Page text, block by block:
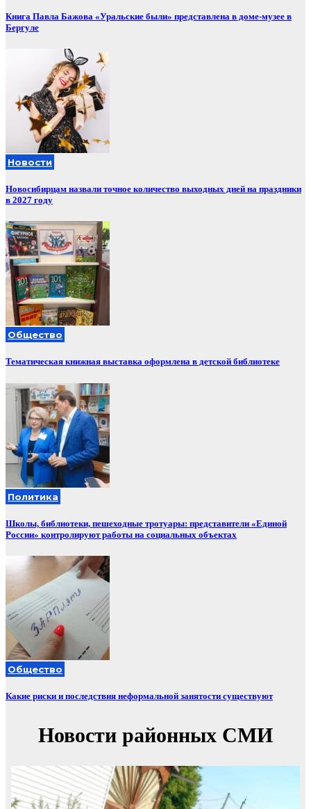
Книга Павла Бажова «Уральские были» представлена в доме-музее в
Бергуле
Новости
Новосибирцам назвали точное количество выходных дней на праздники
в 2027 году
Общество
Тематическая книжная выставка оформлена в детской библиотеке
Политика
Школы, библиотеки, пешеходные тротуары: представители «Единой
России» контролируют работы на социальных объектах
Общество
Какие риски и последствия неформальной занятости существуют